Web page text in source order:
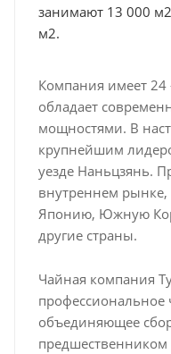
занимают 13 000
м2.
Компания имеет
обладает
мощностями. В
крупнейшим
уезде Наньцзянь.
внутреннем рынке,
Японию, Южную
другие страны.
Чайная компания
профессиональное
объединяющее